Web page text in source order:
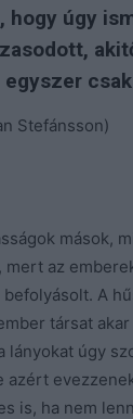
hogy úgy
Stefánsson)
mások,
mert az
A
társat
lányokat úgy
azért
is, ha nem